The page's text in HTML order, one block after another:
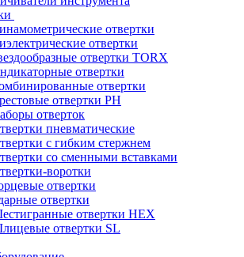
отвертки
отвертки
отвертки TORX
отвертки
отвертки
отвертки PH
отверток
пневматические
с гибким стержнем
со сменными вставками
воротки
отвертки
отвертки
отвертки HEX
отвертки SL